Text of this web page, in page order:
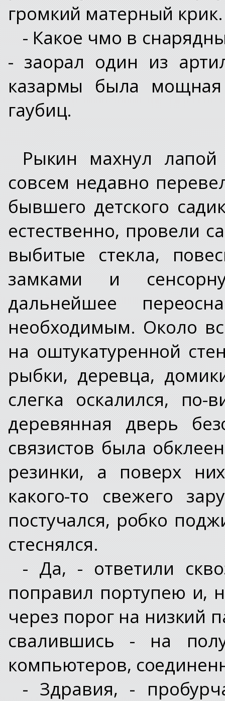
громкий матерный крик.
- Какое чмо в
- заорал один из
казармы была мощная
гаубиц.
Рыкин махнул
совсем недавно
бывшего детского
естественно, провели
выбитые стекла,
замками и
дальнейшее
необходимым. Около
на оштукатуренной
рыбки, деревца,
слегка оскалился, по-
деревянная дверь
связистов была
резинки, а поверх
какого-то свежего
постучался, робко
стеснялся.
- Да, - ответили
поправил портупею и,
через порог на низкий
свалившись - на
компьютеров,
- Здравия, -